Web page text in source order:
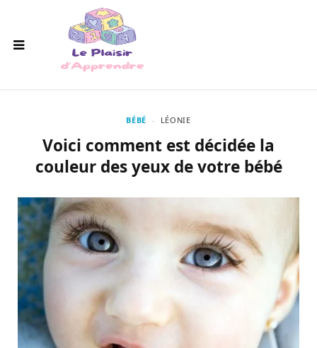
BÉBÉ LÉONIE
Voici comment est décidée la
couleur des yeux de votre bébé